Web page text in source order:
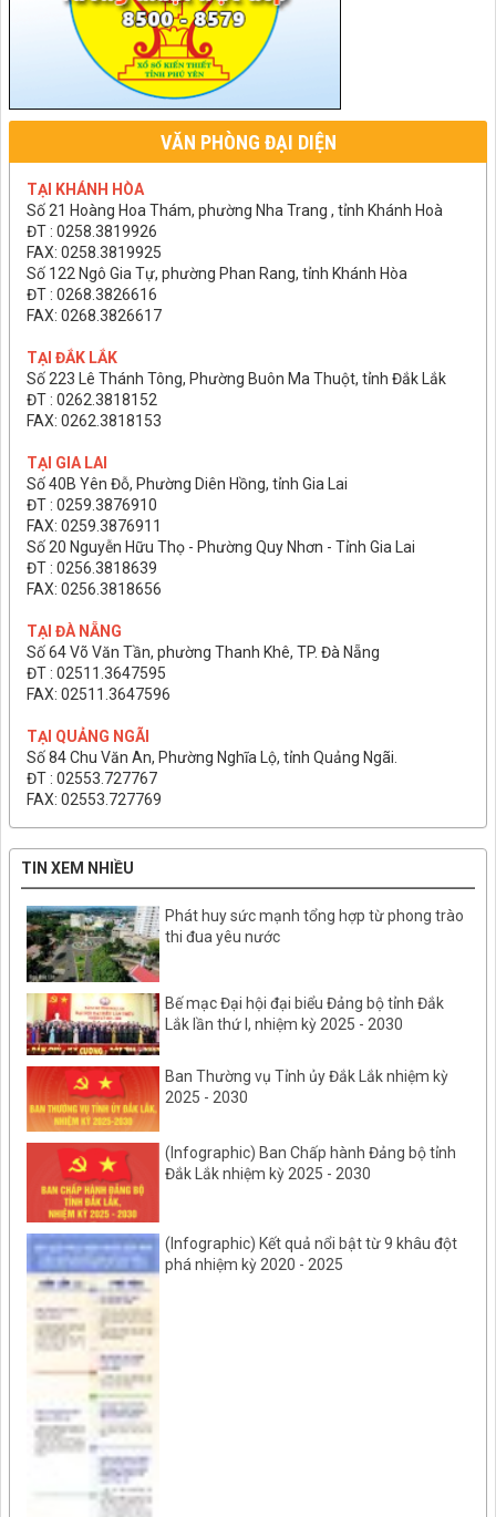
VĂN PHÒNG ĐẠI DIỆN
TẠI KHÁNH HÒA
Số 21 Hoàng Hoa Thám, phường Nha Trang , tỉnh Khánh Hoà
ĐT : 0258.3819926
FAX: 0258.3819925
Số 122 Ngô Gia Tự, phường Phan Rang, tỉnh Khánh Hòa
ĐT : 0268.3826616
FAX: 0268.3826617
TẠI ĐẮK LẮK
Số 223 Lê Thánh Tông, Phường Buôn Ma Thuột, tỉnh Đắk Lắk
ĐT : 0262.3818152
FAX: 0262.3818153
TẠI GIA LAI
Số 40B Yên Đỗ, Phường Diên Hồng, tỉnh Gia Lai
ĐT : 0259.3876910
FAX: 0259.3876911
Số 20 Nguyễn Hữu Thọ - Phường Quy Nhơn - Tỉnh Gia Lai
ĐT : 0256.3818639
FAX: 0256.3818656
TẠI ĐÀ NẴNG
Số 64 Võ Văn Tần, phường Thanh Khê, TP. Đà Nẵng
ĐT : 02511.3647595
FAX: 02511.3647596
TẠI QUẢNG NGÃI
Số 84 Chu Văn An, Phường Nghĩa Lộ, tỉnh Quảng Ngãi.
ĐT : 02553.727767
FAX: 02553.727769
TIN XEM NHIỀU
Phát huy sức mạnh tổng hợp từ phong trào
thi đua yêu nước
Bế mạc Đại hội đại biểu Đảng bộ tỉnh Đắk
Lắk lần thứ I, nhiệm kỳ 2025 - 2030
Ban Thường vụ Tỉnh ủy Đắk Lắk nhiệm kỳ
2025 - 2030
(Infographic) Ban Chấp hành Đảng bộ tỉnh
Đắk Lắk nhiệm kỳ 2025 - 2030
(Infographic) Kết quả nổi bật từ 9 khâu đột
phá nhiệm kỳ 2020 - 2025